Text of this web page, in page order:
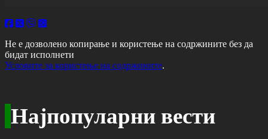
Не е дозволено копирање и користење на содржините без да
бидат исполнети
Условите за користење на содржините.
Најпопуларни вести